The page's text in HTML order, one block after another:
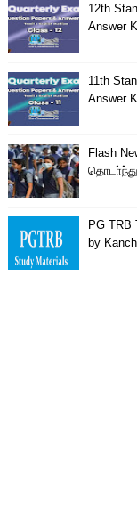
12th
Answer
11th
Answer
Flash
PG TRB
by